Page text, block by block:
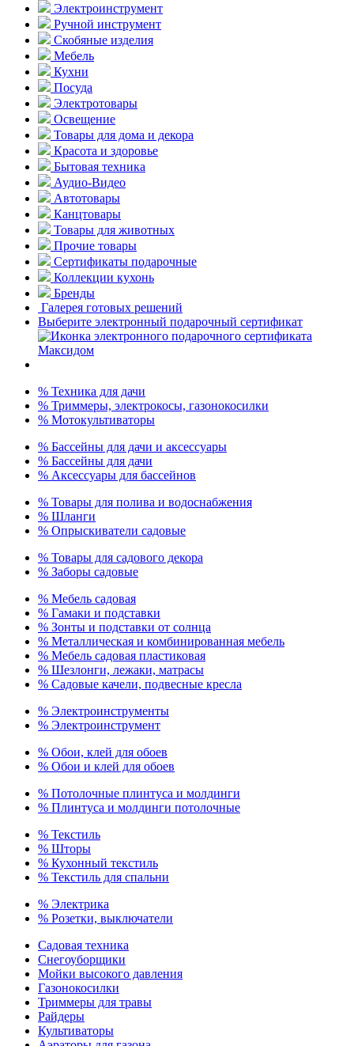
Электроинструмент
Ручной инструмент
Скобяные изделия
Мебель
Кухни
Посуда
Электротовары
Освещение
Товары для дома и декора
Красота и здоровье
Бытовая техника
Аудио-Видео
Автотовары
Канцтовары
Товары для животных
Прочие товары
Сертификаты подарочные
Коллекции кухонь
Бренды
Галерея готовых решений
Выберите электронный подарочный сертификат
% Техника для дачи
% Триммеры, электрокосы, газонокосилки
% Мотокультиваторы
% Бассейны для дачи и аксессуары
% Бассейны для дачи
% Аксессуары для бассейнов
% Товары для полива и водоснабжения
% Шланги
% Опрыскиватели садовые
% Товары для садового декора
% Заборы садовые
% Мебель садовая
% Гамаки и подставки
% Зонты и подставки от солнца
% Металлическая и комбинированная мебель
% Мебель садовая пластиковая
% Шезлонги, лежаки, матрасы
% Садовые качели, подвесные кресла
% Электроинструменты
% Электроинструмент
% Обои, клей для обоев
% Обои и клей для обоев
% Потолочные плинтуса и молдинги
% Плинтуса и молдинги потолочные
% Текстиль
% Шторы
% Кухонный текстиль
% Текстиль для спальни
% Электрика
% Розетки, выключатели
Садовая техника
Снегоуборщики
Мойки высокого давления
Газонокосилки
Триммеры для травы
Райдеры
Культиваторы